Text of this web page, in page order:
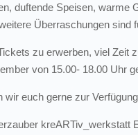
duftende Speisen, warme
Überraschungen sind
zu erwerben, viel Zeit
von 15.00- 18.00 Uhr
wir euch gerne zur
kreARTiv_werkstatt